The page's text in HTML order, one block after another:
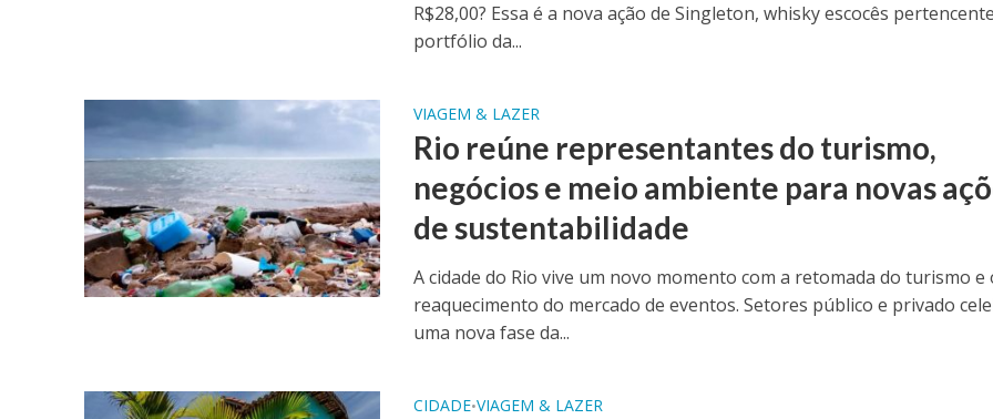
R$28,00? Essa é a nova ação de Singleton, whisky escocês
portfólio da...
VIAGEM & LAZER
Rio reúne representantes do turismo,
negócios e meio ambiente para novas
de sustentabilidade
A cidade do Rio vive um novo momento com a retomada do turismo e
reaquecimento do mercado de eventos. Setores público e privado
uma nova fase da...
CIDADE•VIAGEM & LAZER